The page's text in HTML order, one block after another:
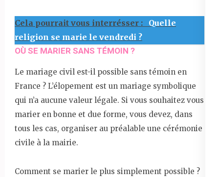
Cela pourrait vous interrésser :
Quelle
religion se marie le vendredi ?
OÙ SE MARIER SANS TÉMOIN ?
Le mariage civil est-il possible sans témoin en
France ? L’élopement est un mariage symbolique
qui n’a aucune valeur légale. Si vous souhaitez vous
marier en bonne et due forme, vous devez, dans
tous les cas, organiser au préalable une cérémonie
civile à la mairie.
Comment se marier le plus simplement possible ?